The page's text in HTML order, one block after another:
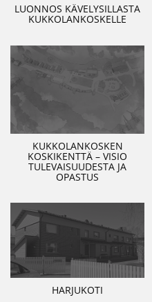
LUONNOS KÄVELYSILLASTA
KUKKOLANKOSKELLE
KUKKOLANKOSKEN
KOSKIKENTTÄ – VISIO
TULEVAISUUDESTA JA
OPASTUS
HARJUKOTI